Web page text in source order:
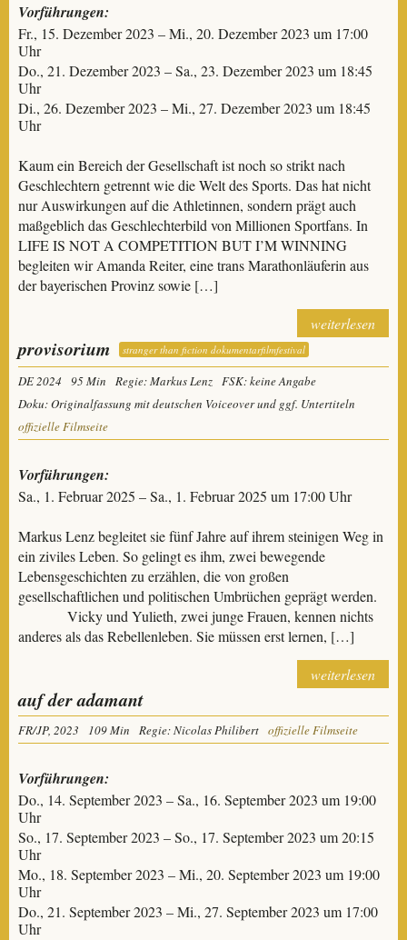
Vorführungen:
Fr., 15. Dezember 2023 – Mi., 20. Dezember 2023 um 17:00
Uhr
Do., 21. Dezember 2023 – Sa., 23. Dezember 2023 um 18:45
Uhr
Di., 26. Dezember 2023 – Mi., 27. Dezember 2023 um 18:45
Uhr
Kaum ein Bereich der Gesellschaft ist noch so strikt nach
Geschlechtern getrennt wie die Welt des Sports. Das hat nicht
nur Auswirkungen auf die Athletinnen, sondern prägt auch
maßgeblich das Geschlechterbild von Millionen Sportfans. In
LIFE IS NOT A COMPETITION BUT I’M WINNING
begleiten wir Amanda Reiter, eine trans Marathonläuferin aus
der bayerischen Provinz sowie […]
weiterlesen
provisorium stranger than fiction dokumentarfilmfestival
DE 2024 95 Min Regie: Markus Lenz FSK: keine Angabe
Doku: Originalfassung mit deutschen Voiceover und ggf. Untertiteln
offizielle Filmseite
Vorführungen:
Sa., 1. Februar 2025 – Sa., 1. Februar 2025 um 17:00 Uhr
Markus Lenz begleitet sie fünf Jahre auf ihrem steinigen Weg in
ein ziviles Leben. So gelingt es ihm, zwei bewegende
Lebensgeschichten zu erzählen, die von großen
gesellschaftlichen und politischen Umbrüchen geprägt werden.
Vicky und Yulieth, zwei junge Frauen, kennen nichts
anderes als das Rebellenleben. Sie müssen erst lernen, […]
weiterlesen
auf der adamant
FR/JP, 2023 109 Min Regie: Nicolas Philibert offizielle Filmseite
Vorführungen:
Do., 14. September 2023 – Sa., 16. September 2023 um 19:00
Uhr
So., 17. September 2023 – So., 17. September 2023 um 20:15
Uhr
Mo., 18. September 2023 – Mi., 20. September 2023 um 19:00
Uhr
Do., 21. September 2023 – Mi., 27. September 2023 um 17:00
Uhr